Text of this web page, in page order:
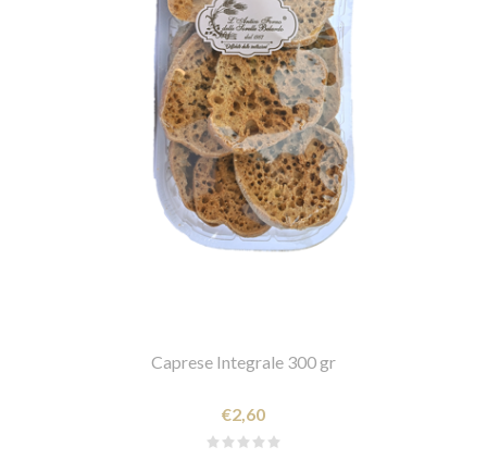
Caprese Integrale 300 gr
€2,60